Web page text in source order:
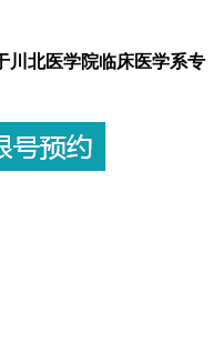
川北医学院临床医学系专